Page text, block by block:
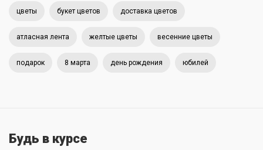
цветы букет цветов доставка цветов
атласная лента желтые цветы весенние цветы
подарок 8 марта день рождения юбилей
Будь в курсе